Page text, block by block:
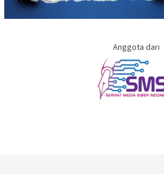
Anggota dari